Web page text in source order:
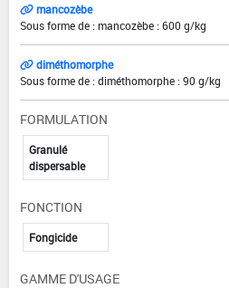
mancozèbe
Sous forme de : mancozèbe : 600 g/kg
diméthomorphe
Sous forme de : diméthomorphe : 90 g/kg
FORMULATION
Granulé
dispersable
FONCTION
Fongicide
GAMME D'USAGE